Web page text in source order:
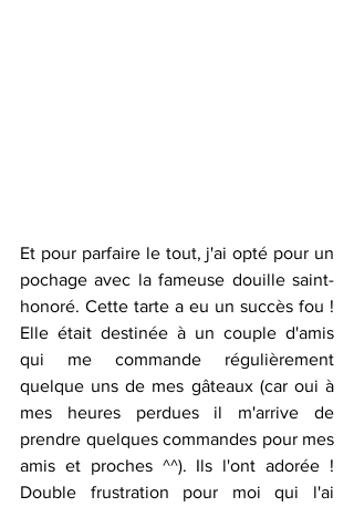
Et pour parfaire le tout, j'ai opté pour un
pochage avec la fameuse douille saint-
honoré. Cette tarte a eu un succès fou !
Elle était destinée à un couple d'amis
qui me commande régulièrement
quelque uns de mes gâteaux (car oui à
mes heures perdues il m'arrive de
prendre quelques commandes pour mes
amis et proches ^^). Ils l'ont adorée !
Double frustration pour moi qui l'ai